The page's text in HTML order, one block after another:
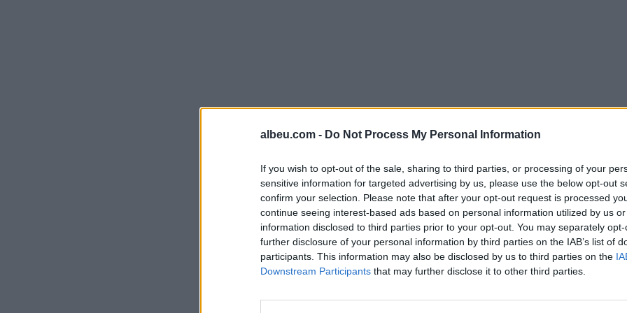
albeu.com - Do Not Process My Personal Information
If you wish to opt-out of the sale, sharing to third parties, or processing of your
sensitive information for targeted advertising by us, please use the below opt-out
confirm your selection. Please note that after your opt-out request is processed
continue seeing interest-based ads based on personal information utilized by us
information disclosed to third parties prior to your opt-out. You may separately
further disclosure of your personal information by third parties on the IAB’s list of
participants. This information may also be disclosed by us to third parties on the
Downstream Participants that may further disclose it to other third parties.